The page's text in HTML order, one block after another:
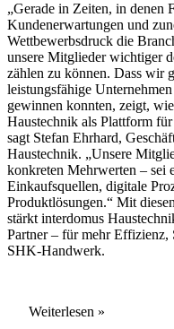
„Gerade in Zeiten, in denen
Kundenerwartungen und
Wettbewerbsdruck die
unsere Mitglieder wichtiger
zählen zu können. Dass wir
leistungsfähige
gewinnen konnten, zeigt,
Haustechnik als Plattform
sagt Stefan Ehrhard,
Haustechnik. „Unsere
konkreten Mehrwerten – sei
Einkaufsquellen, digitale
Produktlösungen.“ Mit
stärkt interdomus
Partner– für mehr Effizienz,
SHK-Handwerk.
Weiterlesen »